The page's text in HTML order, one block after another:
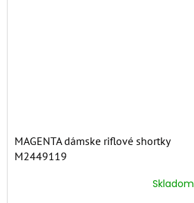
MAGENTA dámske riflové shortky
M2449119
Skladom